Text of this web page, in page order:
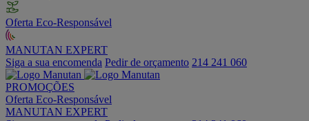
Oferta Eco-Responsável
MANUTAN EXPERT
Siga a sua encomenda Pedir de orçamento 214 241 060
PROMOÇÕES
Oferta Eco-Responsável
MANUTAN EXPERT